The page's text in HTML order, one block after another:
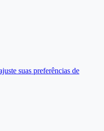
suas preferências de